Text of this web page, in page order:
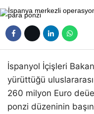
İspanyol İçişleri
yürüttüğü
260 milyon Euro
ponzi düzeninin